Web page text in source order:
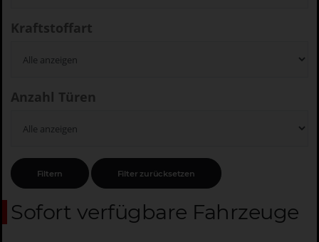
Kraftstoffart
Anzahl Türen
Sofort verfügbare Fahrzeuge